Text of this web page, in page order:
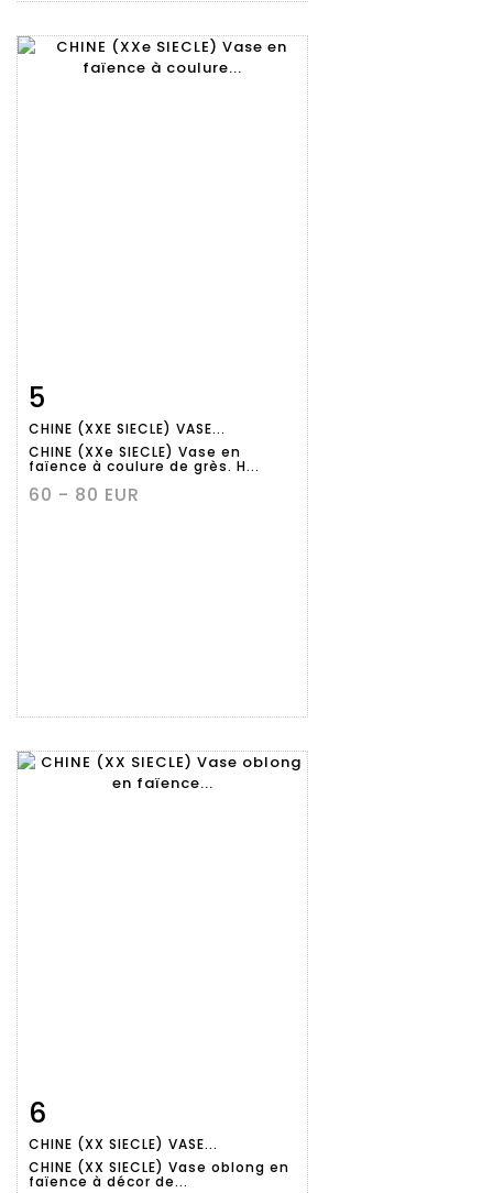
détaillée
5
CHINE (XXE SIECLE) VASE...
CHINE (XXe SIECLE) Vase en
faïence à coulure de grès. H...
60 - 80 EUR
détaillée
6
CHINE (XX SIECLE) VASE...
CHINE (XX SIECLE) Vase oblong en
faïence à décor de...